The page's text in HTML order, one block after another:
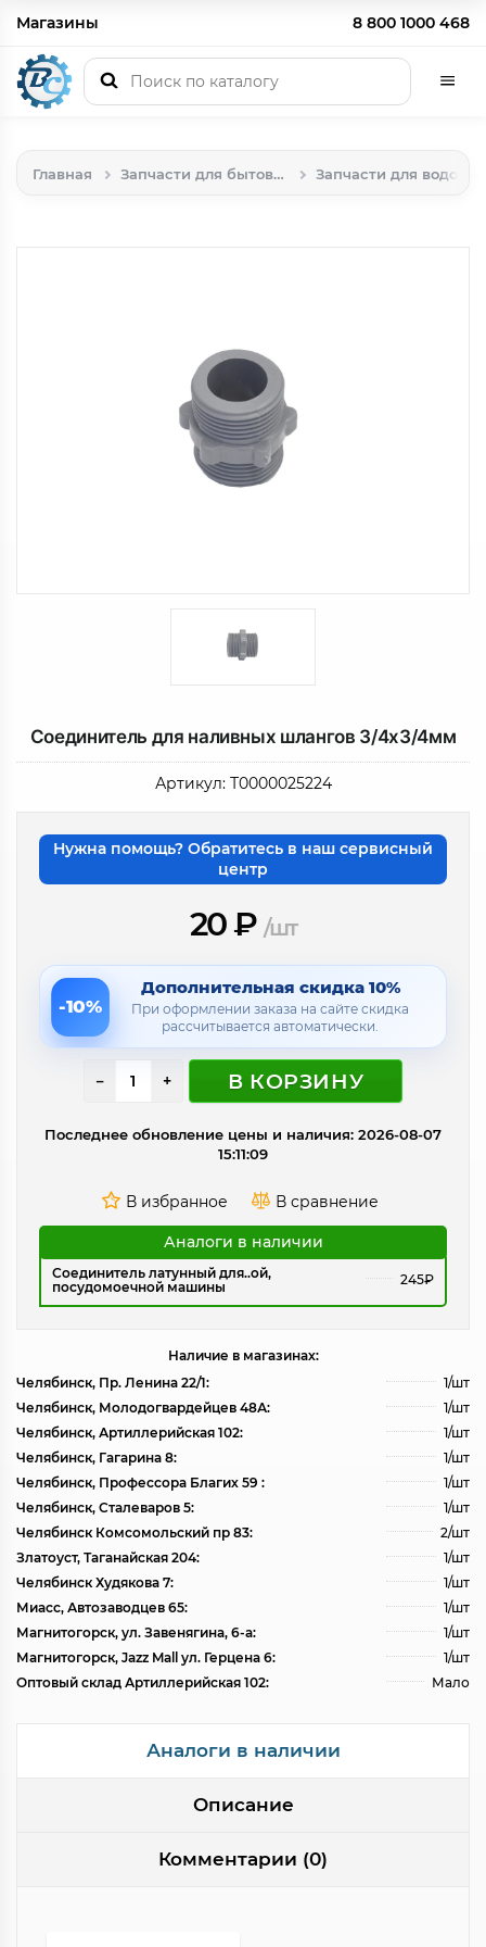
Магазины 8 800 1000 468
Главная Запчасти для бытовой техники
Соединитель для наливных шлангов 3/4x3/4мм
Артикул: Т0000025224
Нужна помощь? Обратитесь в наш сервисный
центр
20 ₽ /шт
-10%
Дополнительная скидка 10%
При оформлении заказа на сайте скидка
рассчитывается автоматически.
− + В КОРЗИНУ
Последнее обновление цены и наличия: 2026-08-07
15:11:09
Аналоги в наличии
Соединитель латунный для..ой,
посудомоечной машины
245₽
Наличие в магазинах:
Челябинск, Пр. Ленина 22/1:
1/шт
Челябинск, Молодогвардейцев 48А:
1/шт
Челябинск, Артиллерийская 102:
1/шт
Челябинск, Гагарина 8:
1/шт
Челябинск, Профессора Благих 59 :
1/шт
Челябинск, Сталеваров 5:
1/шт
Челябинск Комсомольский пр 83:
2/шт
Златоуст, Таганайская 204:
1/шт
Челябинск Худякова 7:
1/шт
Миасс, Автозаводцев 65:
1/шт
Магнитогорск, ул. Завенягина, 6-а:
1/шт
Магнитогорск, Jazz Mall ул. Герцена 6:
1/шт
Оптовый склад Артиллерийская 102:
Мало
Аналоги в наличии
Описание
Комментарии (0)